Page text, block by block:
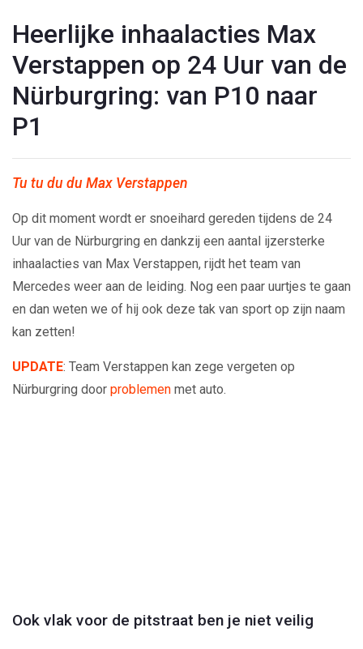
Heerlijke inhaalacties Max
Verstappen op 24 Uur van de
Nürburgring: van P10 naar
P1
Tu tu du du Max Verstappen
Op dit moment wordt er snoeihard gereden tijdens de 24
Uur van de Nürburgring en dankzij een aantal ijzersterke
inhaalacties van Max Verstappen, rijdt het team van
Mercedes weer aan de leiding. Nog een paar uurtjes te gaan
en dan weten we of hij ook deze tak van sport op zijn naam
kan zetten!
UPDATE: Team Verstappen kan zege vergeten op
Nürburgring door problemen met auto.
Ook vlak voor de pitstraat ben je niet veilig